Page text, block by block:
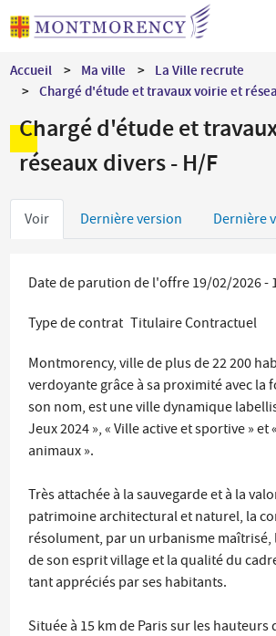
Aller
au
principal
Accueil Ma ville
La Ville recrute
Chargé d'étude et travaux voirie et
Chargé d'étude et
réseaux divers - H/F
Onglets
Voir Dernière version Dernière
Date de parution de l'offre 19/02/2026 -
Type de contrat TitulaireContractuel
Montmorency, ville de plus de 22 200
verdoyante grâce à sa proximité avec la
son nom, est une ville dynamique
Jeux 2024 », « Ville active et sportive » et
animaux ».
Très attachée à la sauvegarde et à la
patrimoine architectural et naturel, la
résolument, par un urbanisme maîtrisé,
de son esprit village et la qualité du
tant appréciés par ses habitants.
Située à 15 km de Paris sur les hauteurs